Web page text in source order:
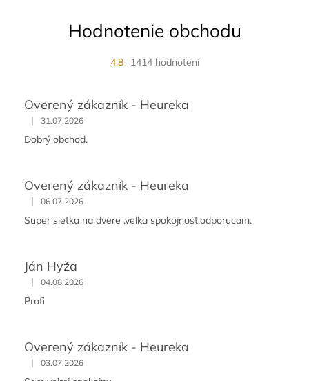
a
c
i
e
v
i
Hodnotenie obchodu
4,8 1414 hodnotení
Overený zákazník - Heureka
| 31.07.2026
Dobrý obchod.
Overený zákazník - Heureka
| 06.07.2026
Super sietka na dvere ,velka spokojnost,odporucam.
Ján Hyža
| 04.08.2026
Profi
Overený zákazník - Heureka
| 03.07.2026